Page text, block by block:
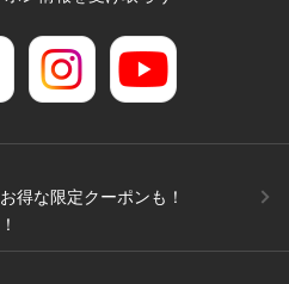
得な限定クーポンも！